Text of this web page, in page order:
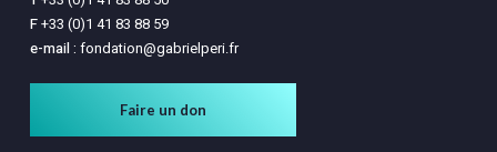
F+33 (0)1 41 83 88 59
e-mail : fondation@gabrielperi.fr
Faire un don